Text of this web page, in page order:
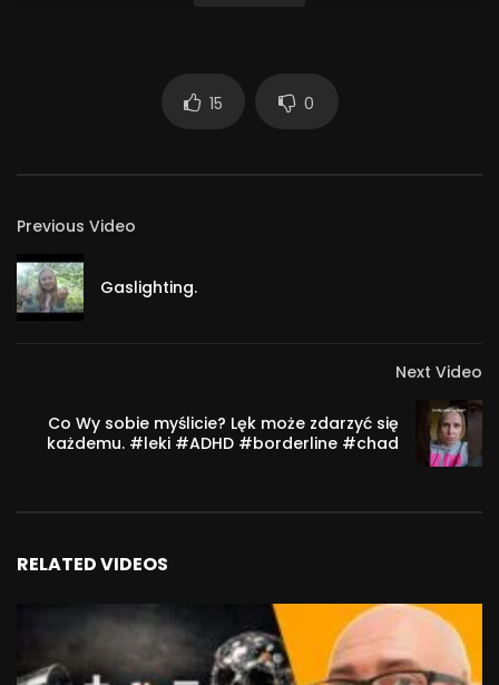
15 0
Previous Video
Gaslighting.
Next Video
Co Wy sobie myślicie? Lęk może zdarzyć się
każdemu. #leki #ADHD #borderline #chad
RELATED VIDEOS